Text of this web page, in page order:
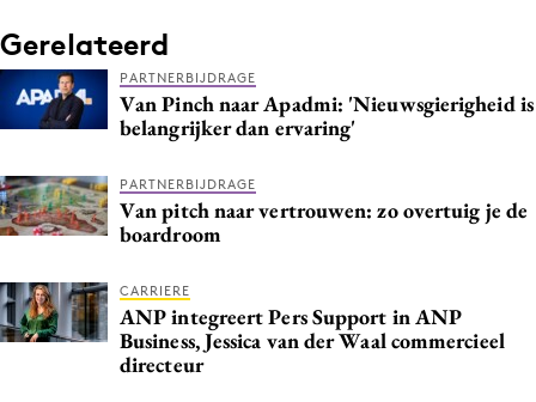
Gerelateerd
PARTNERBIJDRAGE
Van Pinch naar Apadmi: 'Nieuwsgierigheid is
belangrijker dan ervaring'
PARTNERBIJDRAGE
Van pitch naar vertrouwen: zo overtuig je de
boardroom
CARRIERE
ANP integreert Pers Support in ANP
Business, Jessica van der Waal commercieel
directeur